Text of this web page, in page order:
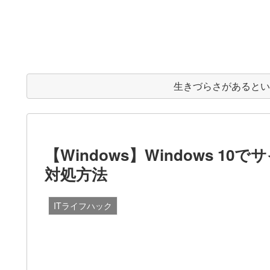
生きづらさがあると
【Windows】Windows 10で
対処方法
ITライフハック